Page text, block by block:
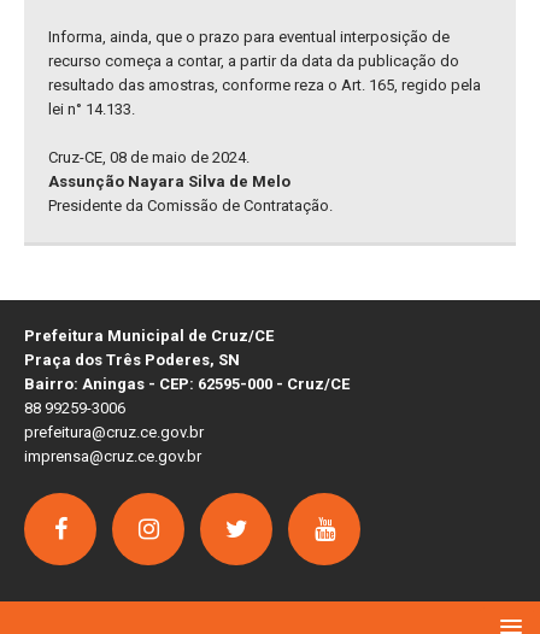
Informa, ainda, que o prazo para eventual interposição de
recurso começa a contar, a partir da data da publicação do
resultado das amostras, conforme reza o Art. 165, regido pela
lei n° 14.133.
Cruz-CE, 08 de maio de 2024.
Assunção Nayara Silva de Melo
Presidente da Comissão de Contratação.
Prefeitura Municipal de Cruz/CE
Praça dos Três Poderes, SN
Bairro: Aningas - CEP: 62595-000 - Cruz/CE
88 99259-3006
prefeitura@cruz.ce.gov.br
imprensa@cruz.ce.gov.br